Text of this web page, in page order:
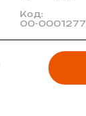
Код:
00-